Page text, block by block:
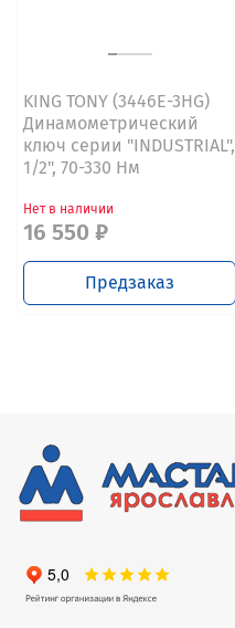
KING TONY (3446E-3HG)
Динамометрический
ключ серии "INDUSTRIAL",
1/2", 70-330 Нм
Нет в наличии
16 550 ₽
Предзаказ